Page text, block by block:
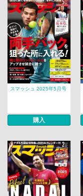
スマッシュ 2025年5月号
購入